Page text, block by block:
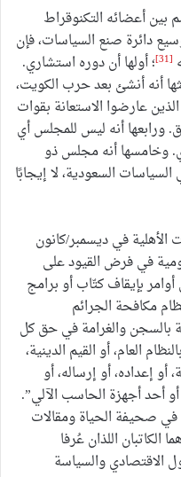
أعضائه التكنوقراط
دائرة صنع السياسات، فإن
[31]
؛ أولها أن دوره استشاري.
أنه أنشئ بعد حرب الكويت،
عارضوا الاستعانة بقوات
ورابعها أنه ليس للمجلس أي
وخامسها أنه مجلس ذو
السعودية، لا إيجابًا
في ديسمبر/كانون
في فرض القيود على
بإيقاف كتّاب أو برامج
مكافحة الجرائم
بالسجن والغرامة في حق كل
العام، أو القيم الدينية،
أو إعداده، أو إرساله، أو
أحد أجهزة الحاسب الآلي”.
صحيفة الحياة ومقالات
اللذان عُرفا
الاقتصادي والسياسة